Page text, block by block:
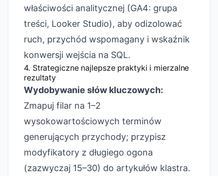
właściwości analitycznej (GA4: grupa
treści, Looker Studio), aby odizolować
ruch, przychód wspomagany i wskaźnik
konwersji wejścia na SQL.
4. Strategiczne najlepsze praktyki i mierzalne
rezultaty
Wydobywanie słów kluczowych:
Zmapuj filar na 1–2
wysokowartościowych terminów
generujących przychody; przypisz
modyfikatory z długiego ogona
(zazwyczaj 15–30) do artykułów klastra.